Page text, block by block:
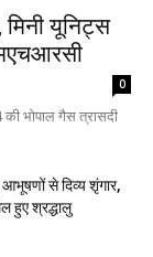
मिनी यूनिट्स
0
भोपाल गैस त्रासदी
से दिव्य शृंगार,
हुए श्रद्धालु